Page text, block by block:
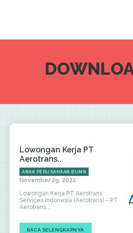
Lowongan Kerja PT
Aerotrans...
ANAK PERUSAHAAN BUMN
November 29, 2022
Lowongan Kerja PT Aerotrans
Services Indonesia (Aerotrans) – PT
Aerotrans...
BACA SELENGKAPNYA